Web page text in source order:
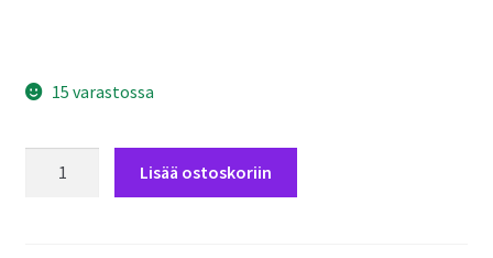
15 varastossa
Lisää ostoskoriin